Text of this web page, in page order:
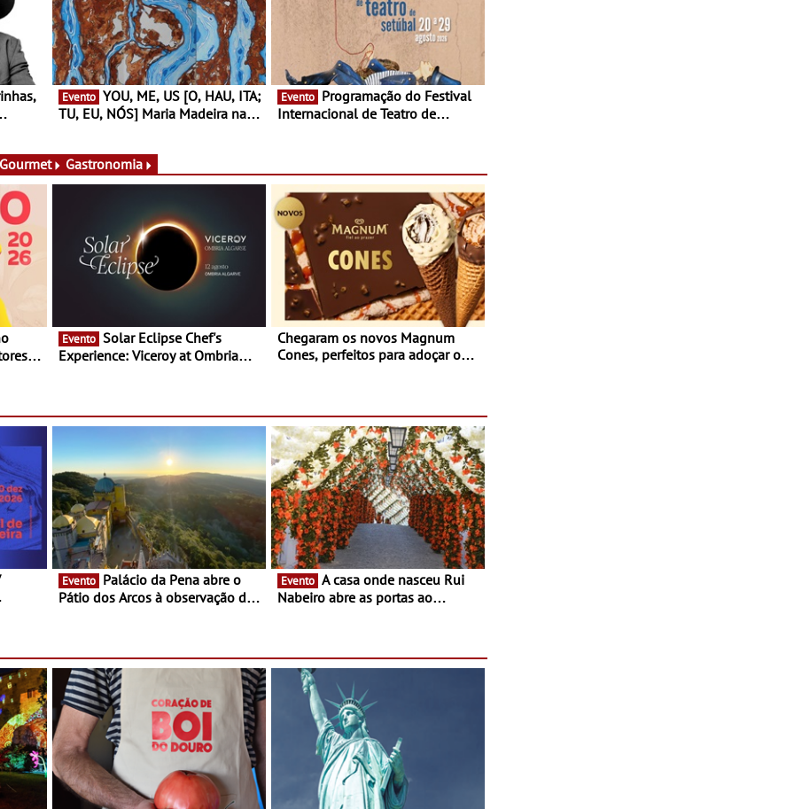
Evento
TU, EU, NÓS] Maria Madeira na
Evento
Internacional de Teatro de
Gastronomia
Evento
Experience: Viceroy at Ombria
Chegaram os novos Magnum
Cones, perfeitos para adoçar o
Evento
Pátio dos Arcos à observação do
Evento
Nabeiro abre as portas ao